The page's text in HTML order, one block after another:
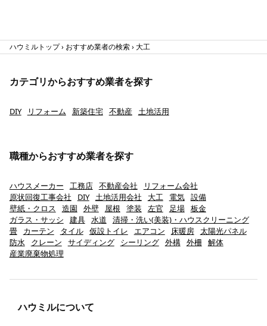
ハウミルトップ おすすめ業者の検索 大工
カテゴリからおすすめ業者を探す
DIY リフォーム 新築住宅 不動産 土地活用
職種からおすすめ業者を探す
ハウスメーカー 工務店 不動産会社
リフォーム会社
原状回復工事会社
DIY 土地活用会社 大工 電気 設備
壁紙・クロス
造園 外壁 屋根 塗装 左官 足場 板金
ガラス・サッシ
建具 水道
清掃・洗い(美装)・ハウスクリーニング
畳
カーテン タイル 仮設トイレ エアコン 床暖房 太陽光パネル
防水
クレーン サイディング シーリング 外構 外柵
解体
産業廃棄物処理
ハウミルについて